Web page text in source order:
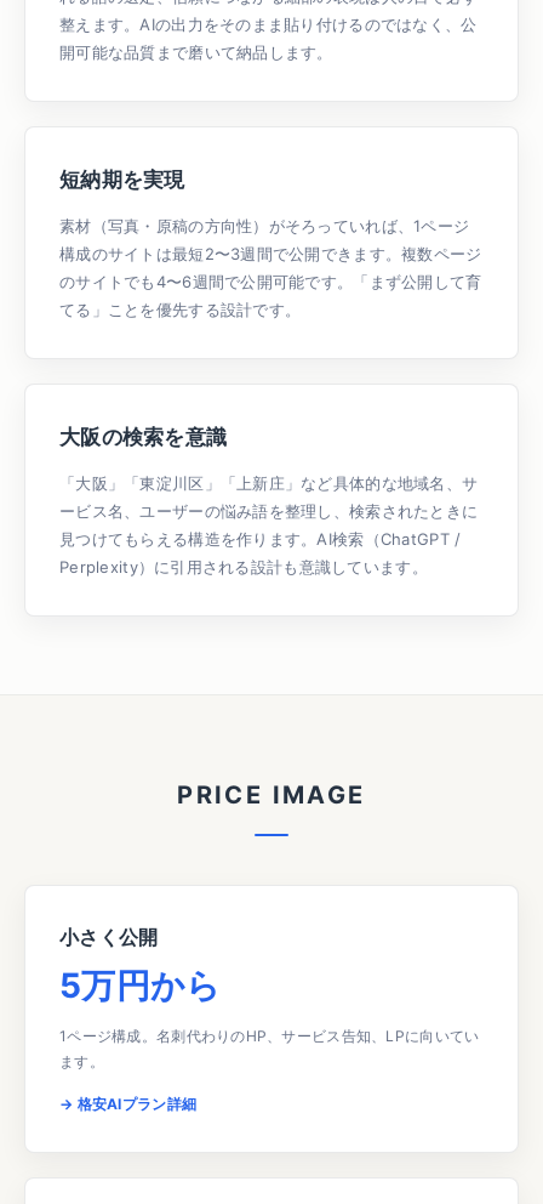
整えます。AIの出力をそのまま貼り付けるのではなく、公
開可能な品質まで磨いて納品します。
短納期を実現
素材（写真・原稿の方向性）がそろっていれば、1ページ
構成のサイトは最短2〜3週間で公開できます。複数ページ
のサイトでも4〜6週間で公開可能です。「まず公開して育
てる」ことを優先する設計です。
大阪の検索を意識
「大阪」「東淀川区」「上新庄」など具体的な地域名、サ
ービス名、ユーザーの悩み語を整理し、検索されたときに
見つけてもらえる構造を作ります。AI検索（ChatGPT /
Perplexity）に引用される設計も意識しています。
PRICE IMAGE
小さく公開
5万円から
1ページ構成。名刺代わりのHP、サービス告知、LPに向いてい
ます。
→ 格安AIプラン詳細